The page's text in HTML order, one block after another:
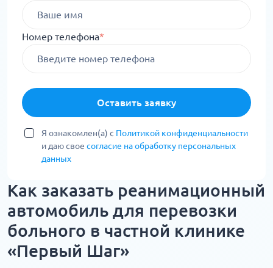
Номер телефона*
Оставить заявку
Я ознакомлен(а) с Политикой конфиденциальности
и даю свое согласие на обработку персональных
данных
Как заказать реанимационный
автомобиль для перевозки
больного в частной клинике
«Первый Шаг»